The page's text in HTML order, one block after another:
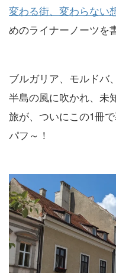
変わる街、変わらない
めのライナーノーツを
ブルガリア、モルドバ
半島の風に吹かれ、未
旅が、ついにこの1冊
パフ～！